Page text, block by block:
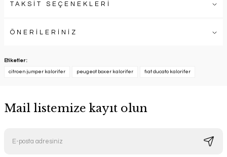
TAKSİT SEÇENEKLERİ
ÖNERİLERİNİZ
Etiketler :
citroen jumper kalorifer peugeot boxer kalorifer fıat ducato kalorifer
Mail listemize kayıt olun